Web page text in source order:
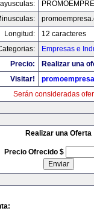
Longitud:
12 caracteres
Empresas e
Precio:
Realizar una
Visitar!
Serán consideradas
Realizar una Oferta
Precio Ofrecido $